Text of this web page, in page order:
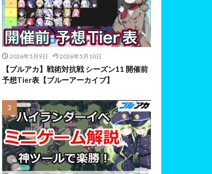
2026年5月9日 2026年5月10日
【ブルアカ】戦術対抗戦 シーズン11 開催前
予想Tier表【ブルーアーカイブ】